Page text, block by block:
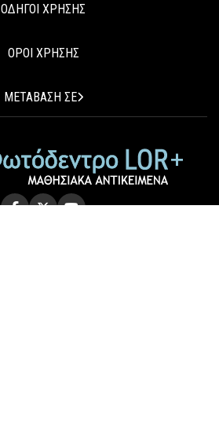
ΟΔΗΓΟΙ ΧΡΗΣΗΣ
ΟΡΟΙ ΧΡΗΣΗΣ
ΜΕΤΑΒΑΣΗ ΣΕ